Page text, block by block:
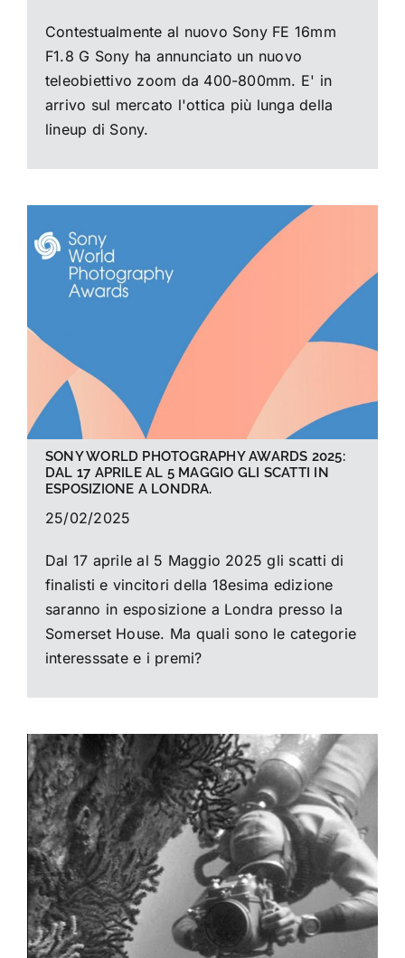
Contestualmente al nuovo Sony FE 16mm
F1.8 G Sony ha annunciato un nuovo
teleobiettivo zoom da 400-800mm. E' in
arrivo sul mercato l'ottica più lunga della
lineup di Sony.
SONY WORLD PHOTOGRAPHY AWARDS 2025:
DAL 17 APRILE AL 5 MAGGIO GLI SCATTI IN
ESPOSIZIONE A LONDRA.
25/02/2025
Dal 17 aprile al 5 Maggio 2025 gli scatti di
finalisti e vincitori della 18esima edizione
saranno in esposizione a Londra presso la
Somerset House. Ma quali sono le categorie
interesssate e i premi?